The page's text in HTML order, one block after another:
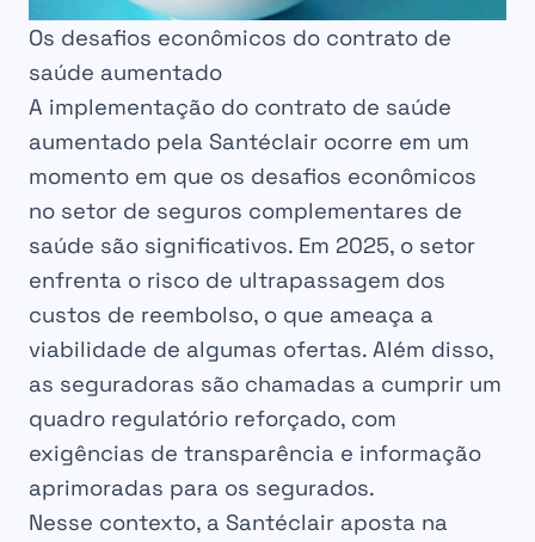
Os desafios econômicos do contrato de
saúde aumentado
A implementação do contrato de saúde
aumentado pela Santéclair ocorre em um
momento em que os desafios econômicos
no setor de seguros complementares de
saúde são significativos. Em 2025, o setor
enfrenta o risco de ultrapassagem dos
custos de reembolso, o que ameaça a
viabilidade de algumas ofertas. Além disso,
as seguradoras são chamadas a cumprir um
quadro regulatório reforçado, com
exigências de transparência e informação
aprimoradas para os segurados.
Nesse contexto, a Santéclair aposta na